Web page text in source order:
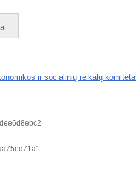
ir socialinių reikalų